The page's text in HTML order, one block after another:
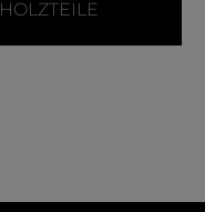
akzeptiert
HOLZTEILE